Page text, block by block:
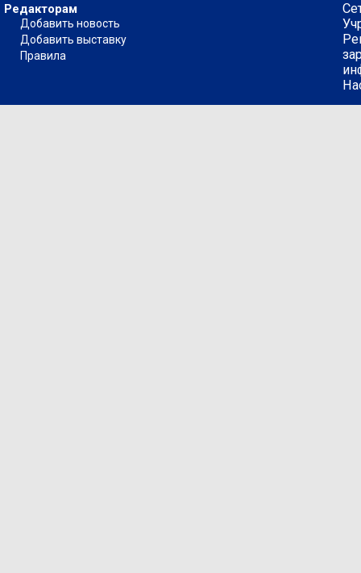
Редакторам
Добавить новость
Добавить выставку
Правила